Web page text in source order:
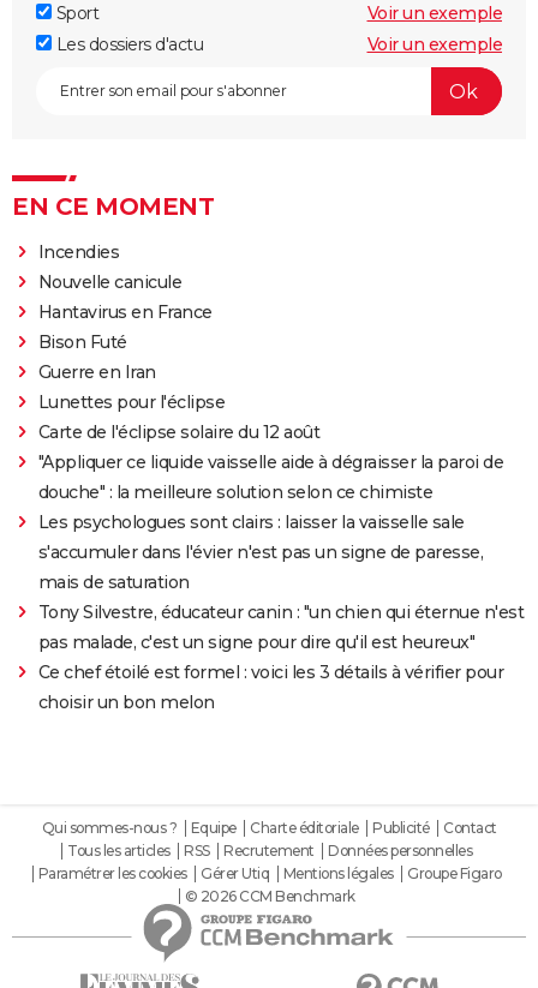
Sport
Voir un exemple
Les dossiers d'actu
Voir un exemple
EN CE MOMENT
Incendies
Nouvelle canicule
Hantavirus en France
Bison Futé
Guerre en Iran
Lunettes pour l'éclipse
Carte de l'éclipse solaire du 12 août
"Appliquer ce liquide vaisselle aide à dégraisser la paroi de
douche" : la meilleure solution selon ce chimiste
Les psychologues sont clairs : laisser la vaisselle sale
s'accumuler dans l'évier n'est pas un signe de paresse,
mais de saturation
Tony Silvestre, éducateur canin : "un chien qui éternue n'est
pas malade, c'est un signe pour dire qu'il est heureux"
Ce chef étoilé est formel : voici les 3 détails à vérifier pour
choisir un bon melon
Qui sommes-nous ? Equipe Charte éditoriale Publicité
Contact
Tous les articles
RSS Recrutement
Données personnelles
Paramétrer les cookies
Gérer Utiq Mentions légales
Groupe Figaro
© 2026 CCM Benchmark